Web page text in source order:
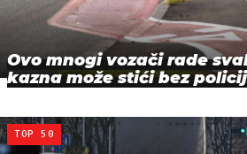
Ovo mnogi vozači rade
kazna može stići bez
TOP 50